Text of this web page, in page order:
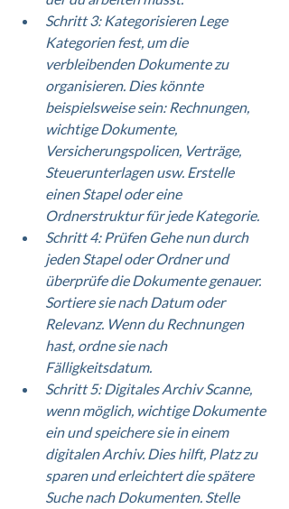
Schritt 3: Kategorisieren Lege
Kategorien fest, um die
verbleibenden Dokumente zu
organisieren. Dies könnte
beispielsweise sein: Rechnungen,
wichtige Dokumente,
Versicherungspolicen, Verträge,
Steuerunterlagen usw. Erstelle
einen Stapel oder eine
Ordnerstruktur für jede Kategorie.
Schritt 4: Prüfen Gehe nun durch
jeden Stapel oder Ordner und
überprüfe die Dokumente genauer.
Sortiere sie nach Datum oder
Relevanz. Wenn du Rechnungen
hast, ordne sie nach
Fälligkeitsdatum.
Schritt 5: Digitales Archiv Scanne,
wenn möglich, wichtige Dokumente
ein und speichere sie in einem
digitalen Archiv. Dies hilft, Platz zu
sparen und erleichtert die spätere
Suche nach Dokumenten. Stelle